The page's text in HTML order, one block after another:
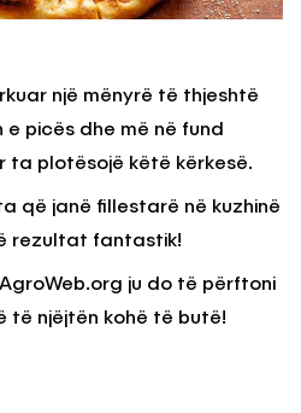
një mënyrë të thjeshtë
picës dhe më në fund
ta plotësojë këtë kërkesë.
që janë fillestarë në kuzhinë
rezultat fantastik!
ju do të përftoni
të njëjtën kohë të butë!